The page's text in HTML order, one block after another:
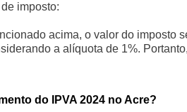
imposto:
acima, o valor do imposto
a alíquota de 1%.
do IPVA 2024 no Acre?